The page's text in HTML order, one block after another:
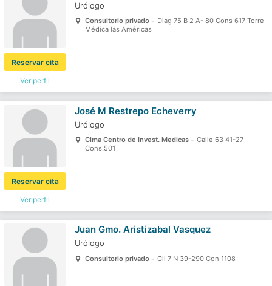
Ver perfil
Reservar cita
Urólogo
Consultorio privado - Diag 75 B 2 A- 80 Cons 617 Torre
Médica las Américas
Ver perfil
Reservar cita
José M Restrepo Echeverry
Urólogo
Cima Centro de Invest. Medicas - Calle 63 41-27
Cons.501
Juan Gmo. Aristizabal Vasquez
Urólogo
Consultorio privado - Cll 7 N 39-290 Con 1108